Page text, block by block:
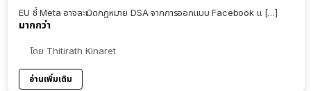
EU ชี้ Meta อาจละเมิดกฎหมาย DSA จากการออกแบบ Facebook แ […]
มากกว่า
โดย Thitirath Kinaret
อ่านเพิ่มเติม